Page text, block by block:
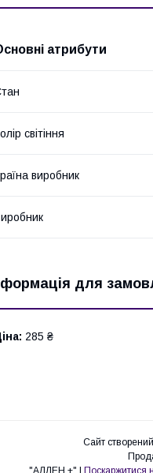
атрибути
світіння
виробник
для
285 ₴
Сайт
Поскаржитися